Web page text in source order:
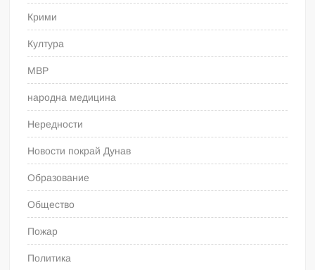
Крими
Култура
МВР
народна медицина
Нередности
Новости покрай Дунав
Образование
Общество
Пожар
Политика